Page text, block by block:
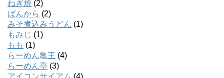
ねぎ焼 (2)
ばんから (2)
みそ煮込みうどん (1)
もみじ (1)
もも (1)
らーめん亀王 (4)
らーめん亭 (3)
アイコンサイアム (4)